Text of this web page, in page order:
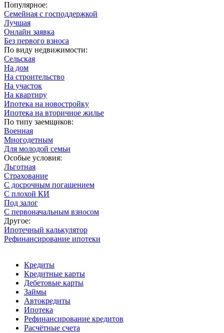
Популярное:
Семейная с господдержкой
Лучшая
Онлайн заявка
Без первого взноса
По виду недвижимости:
Сельская
На дом
На строительство
На участок
На квартиру
Ипотека на новостройку
Ипотека на вторичное жилье
По типу заемщиков:
Военная
Многодетным
Для молодой семьи
Особые условия:
Льготная
Страхование
С досрочным погашением
С плохой КИ
Под залог
С первоначальным взносом
Другое:
Ипотечный калькулятор
Рефинансирование ипотеки
Кредиты
Кредитные карты
Дебетовые карты
Займы
Автокредиты
Ипотека
Рефинансирование кредитов
Расчётные счета